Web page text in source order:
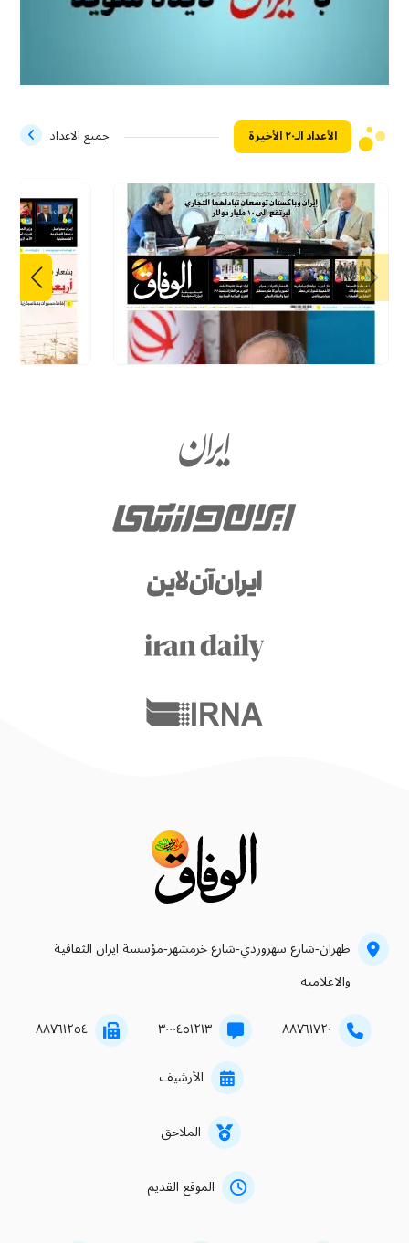
الأعداد الـ۲۰ الأخيرة جميع الاعداد
طهران-شارع سهروردي-شارع خرمشهر-مؤسسة ايران الثقافية
والاعلامية
۸۸۷٦۱۷۲۰ ۳۰۰۰٤٥۱۲۱۳ ۸۸۷٦۱۲٥٤
الأرشيف
الملاحق
الموقع القديم